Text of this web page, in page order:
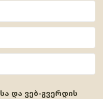
და ვებ-გვერდის